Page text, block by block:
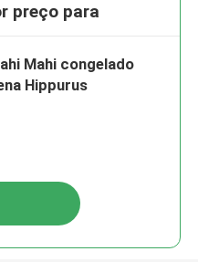
preço para
Mahi congelado
Hippurus